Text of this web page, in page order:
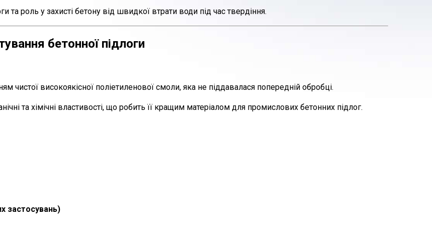
роль у захисті бетону від швидкої втрати води під час твердіння.
бетонної підлоги
чистої високоякісної поліетиленової смоли, яка не піддавалася попередній обробці.
та хімічні властивості, що робить її кращим матеріалом для промислових бетонних підлог.
застосувань)